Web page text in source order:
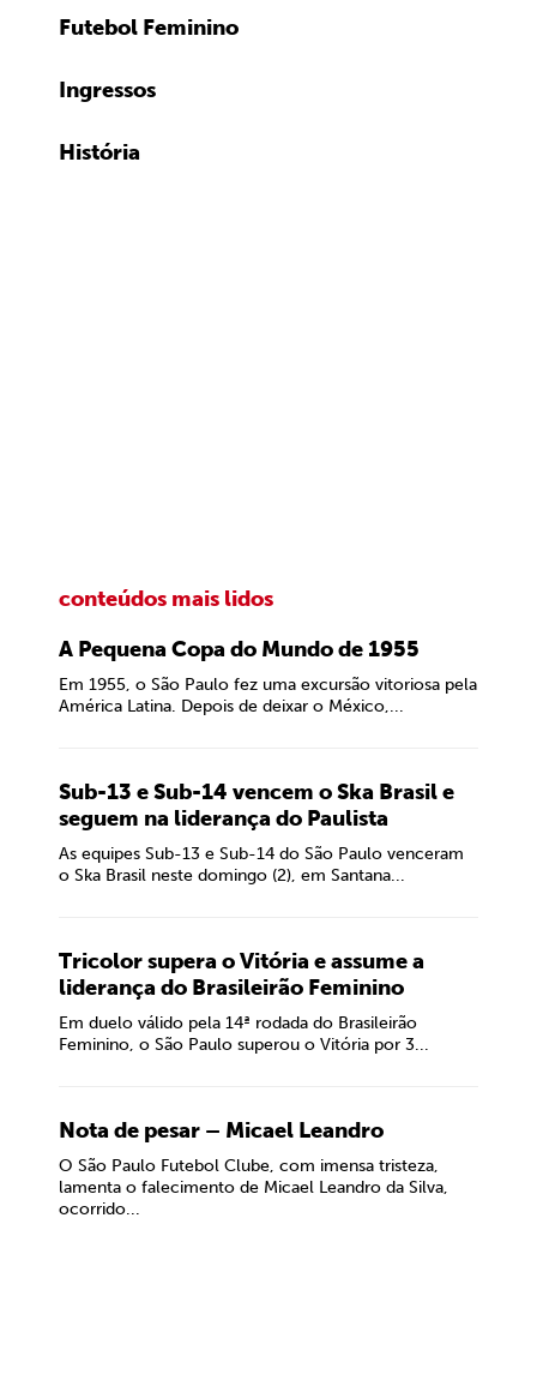
Futebol Feminino
Ingressos
História
conteúdos mais lidos
A Pequena Copa do Mundo de 1955
Em 1955, o São Paulo fez uma excursão vitoriosa pela
América Latina. Depois de deixar o México,...
Sub-13 e Sub-14 vencem o Ska Brasil e
seguem na liderança do Paulista
As equipes Sub-13 e Sub-14 do São Paulo venceram
o Ska Brasil neste domingo (2), em Santana...
Tricolor supera o Vitória e assume a
liderança do Brasileirão Feminino
Em duelo válido pela 14ª rodada do Brasileirão
Feminino, o São Paulo superou o Vitória por 3...
Nota de pesar – Micael Leandro
O São Paulo Futebol Clube, com imensa tristeza,
lamenta o falecimento de Micael Leandro da Silva,
ocorrido...